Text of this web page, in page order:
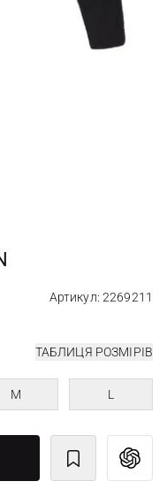
Артикул: 2269211
ТАБЛИЦЯ РОЗМІРІВ
M L